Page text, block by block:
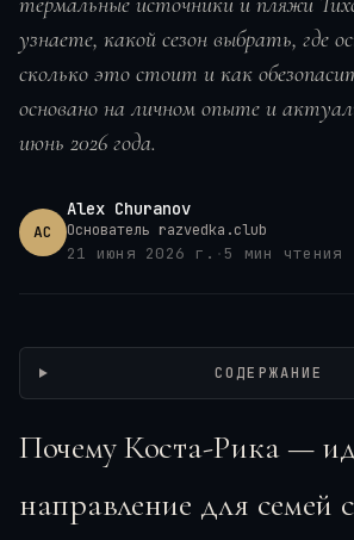
узнаете, какой сезон выбрать, где
сколько это стоит и как
основано на личном опыте и
июнь 2026 года.
AC
Alex Churanov
Основатель razvedka.club
21 июня 2026 г. · 5 мин чтения
СОДЕРЖАНИЕ
Почему Коста-Рика —
направление для семей